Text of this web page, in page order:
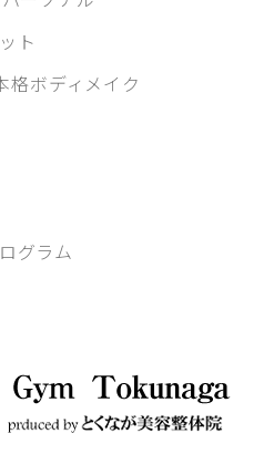
ト
ボディメイク
グラム